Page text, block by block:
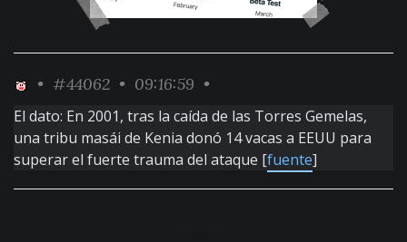
• #44062 • 09:16:59 •
El dato: En 2001, tras la caída de las Torres Gemelas,
una tribu masái de Kenia donó 14 vacas a EEUU para
superar el fuerte trauma del ataque [fuente]